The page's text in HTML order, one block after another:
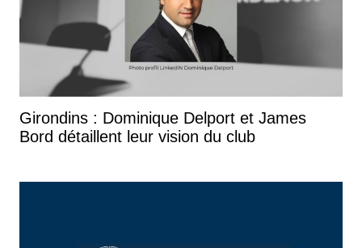
Girondins : Dominique Delport et James
Bord détaillent leur vision du club